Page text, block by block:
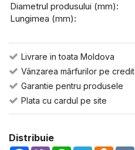
Diametrul produsului (mm):
Lungimea (mm):
Livrare in toata Moldova
Vânzarea mărfurilor pe credit
Garantie pentru produsele
Plata cu cardul pe site
Distribuie